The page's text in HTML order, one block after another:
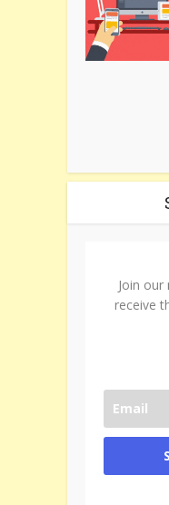
Join
receive